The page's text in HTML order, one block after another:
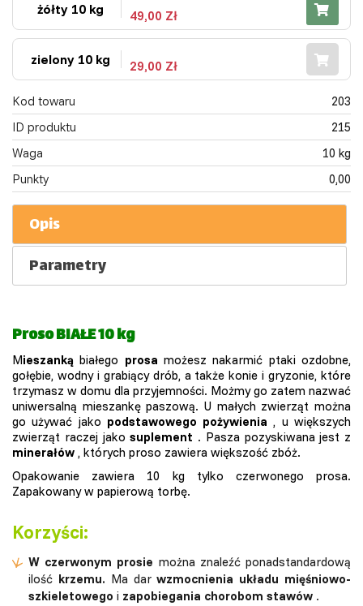
żółty 10 kg 49,00 Zł
zielony 10 kg 29,00 Zł
Kod towaru
203
ID produktu
215
Waga
10 kg
Punkty
0,00
Opis
Parametry
Proso BIAŁE 10 kg
Mieszanką białego prosa możesz nakarmić ptaki ozdobne,
gołębie, wodny i grabiący drób, a także konie i gryzonie, które
trzymasz w domu dla przyjemności. Możmy go zatem nazwać
uniwersalną mieszankę paszową. U małych zwierząt można
go używać jako podstawowego pożywienia , u większych
zwierząt raczej jakosuplement . Pasza pozyskiwana jest z
minerałów , których proso zawiera większość zbóż.
Opakowanie zawiera 10 kg tylko czerwonego prosa.
Zapakowany w papierową torbę.
Korzyści:
W czerwonym prosie można znaleźć ponadstandardową
ilość krzemu. Ma darwzmocnienia układu mięśniowo-
szkieletowego i zapobiegania chorobom stawów .